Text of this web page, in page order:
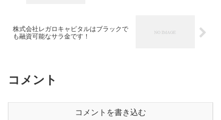
株式会社レガロキャピタルはブラックで
も融資可能なサラ金です！
コメント
コメントを書き込む